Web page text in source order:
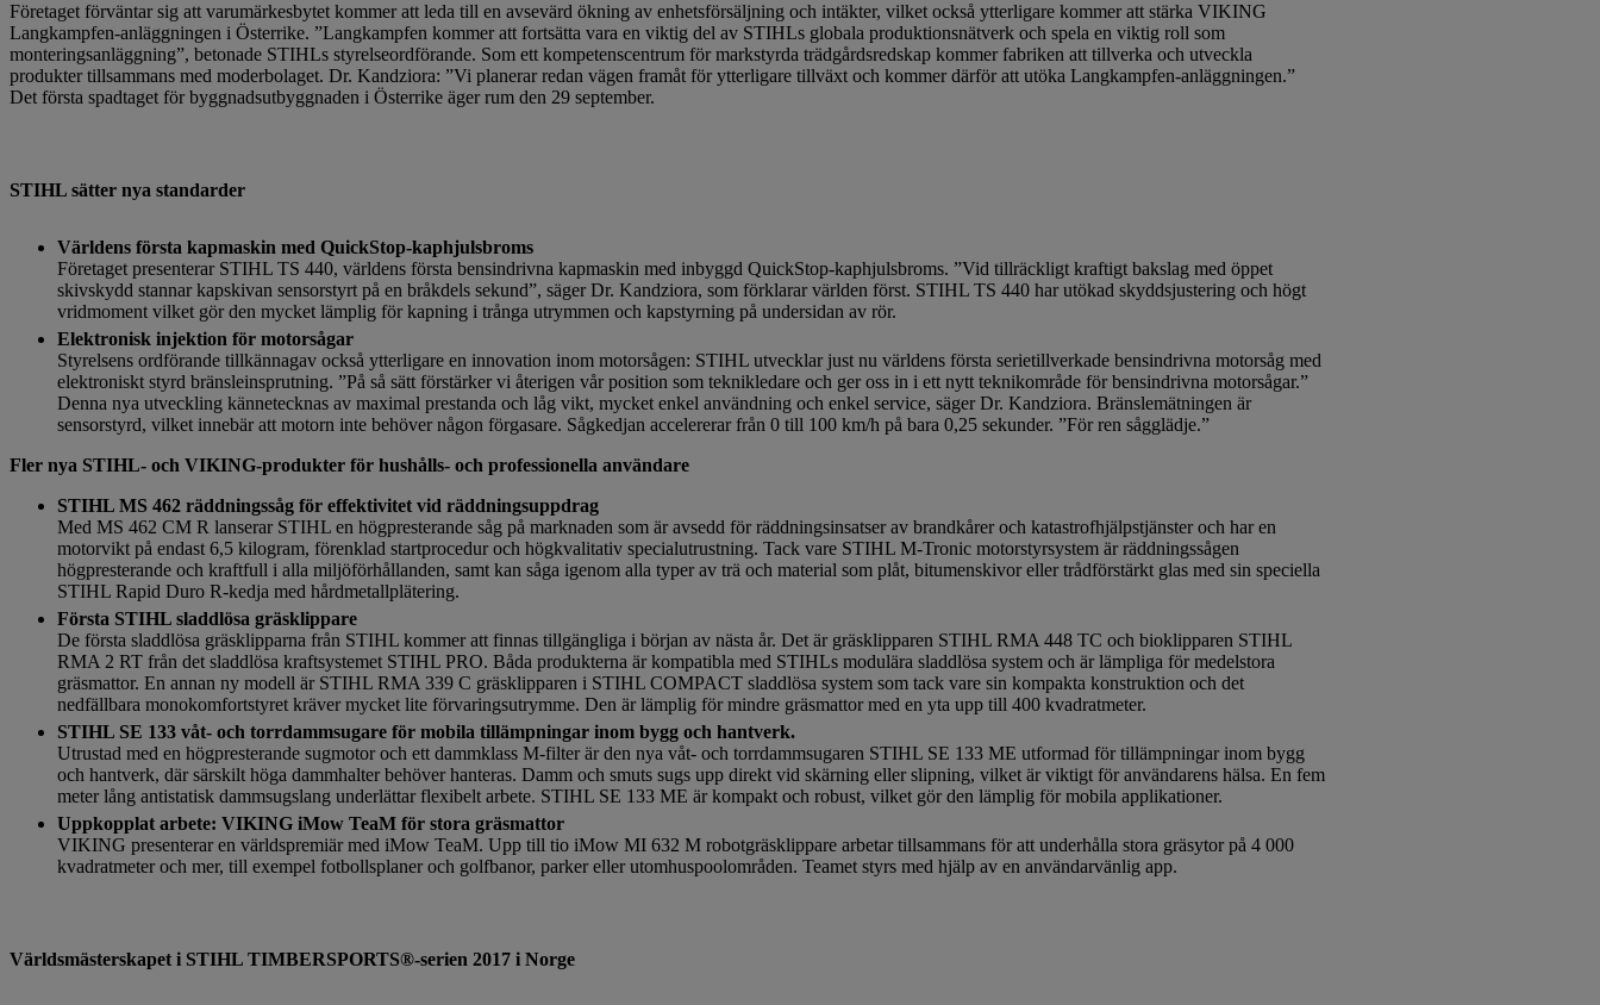
Företaget förväntar sig att varumärkesbytet kommer att leda till en avsevärd ökning av enhetsförsäljning och intäkter, vilket också ytterligare kommer att stärka VIKING
Langkampfen-anläggningen i Österrike. ”Langkampfen kommer att fortsätta vara en viktig del av STIHLs globala produktionsnätverk och spela en viktig roll som
monteringsanläggning”, betonade STIHLs styrelseordförande. Som ett kompetenscentrum för markstyrda trädgårdsredskap kommer fabriken att tillverka och utveckla
produkter tillsammans med moderbolaget. Dr. Kandziora: ”Vi planerar redan vägen framåt för ytterligare tillväxt och kommer därför att utöka Langkampfen-anläggningen.”
Det första spadtaget för byggnadsutbyggnaden i Österrike äger rum den 29 september.
STIHL sätter nya standarder
Världens första kapmaskin med QuickStop-kaphjulsbroms
Företaget presenterar STIHL TS 440, världens första bensindrivna kapmaskin med inbyggd QuickStop-kaphjulsbroms. ”Vid tillräckligt kraftigt bakslag med öppet
skivskydd stannar kapskivan sensorstyrt på en bråkdels sekund”, säger Dr. Kandziora, som förklarar världen först. STIHL TS 440 har utökad skyddsjustering och högt
vridmoment vilket gör den mycket lämplig för kapning i trånga utrymmen och kapstyrning på undersidan av rör.
Elektronisk injektion för motorsågar
Styrelsens ordförande tillkännagav också ytterligare en innovation inom motorsågen: STIHL utvecklar just nu världens första serietillverkade bensindrivna motorsåg med
elektroniskt styrd bränsleinsprutning. ”På så sätt förstärker vi återigen vår position som teknikledare och ger oss in i ett nytt teknikområde för bensindrivna motorsågar.”
Denna nya utveckling kännetecknas av maximal prestanda och låg vikt, mycket enkel användning och enkel service, säger Dr. Kandziora. Bränslemätningen är
sensorstyrd, vilket innebär att motorn inte behöver någon förgasare. Sågkedjan accelererar från 0 till 100 km/h på bara 0,25 sekunder. ”För ren sågglädje.”
Fler nya STIHL- och VIKING-produkter för hushålls- och professionella användare
STIHL MS 462 räddningssåg för effektivitet vid räddningsuppdrag
Med MS 462 CM R lanserar STIHL en högpresterande såg på marknaden som är avsedd för räddningsinsatser av brandkårer och katastrofhjälpstjänster och har en
motorvikt på endast 6,5 kilogram, förenklad startprocedur och högkvalitativ specialutrustning. Tack vare STIHL M-Tronic motorstyrsystem är räddningssågen
högpresterande och kraftfull i alla miljöförhållanden, samt kan såga igenom alla typer av trä och material som plåt, bitumenskivor eller trådförstärkt glas med sin speciella
STIHL Rapid Duro R-kedja med hårdmetallplätering.
Första STIHL sladdlösa gräsklippare
De första sladdlösa gräsklipparna från STIHL kommer att finnas tillgängliga i början av nästa år. Det är gräsklipparen STIHL RMA 448 TC och bioklipparen STIHL
RMA 2 RT från det sladdlösa kraftsystemet STIHL PRO. Båda produkterna är kompatibla med STIHLs modulära sladdlösa system och är lämpliga för medelstora
gräsmattor. En annan ny modell är STIHL RMA 339 C gräsklipparen i STIHL COMPACT sladdlösa system som tack vare sin kompakta konstruktion och det
nedfällbara monokomfortstyret kräver mycket lite förvaringsutrymme. Den är lämplig för mindre gräsmattor med en yta upp till 400 kvadratmeter.
STIHL SE 133 våt- och torrdammsugare för mobila tillämpningar inom bygg och hantverk.
Utrustad med en högpresterande sugmotor och ett dammklass M-filter är den nya våt- och torrdammsugaren STIHL SE 133 ME utformad för tillämpningar inom bygg
och hantverk, där särskilt höga dammhalter behöver hanteras. Damm och smuts sugs upp direkt vid skärning eller slipning, vilket är viktigt för användarens hälsa. En fem
meter lång antistatisk dammsugslang underlättar flexibelt arbete. STIHL SE 133 ME är kompakt och robust, vilket gör den lämplig för mobila applikationer.
Uppkopplat arbete: VIKING iMow TeaM för stora gräsmattor
VIKING presenterar en världspremiär med iMow TeaM. Upp till tio iMow MI 632 M robotgräsklippare arbetar tillsammans för att underhålla stora gräsytor på 4 000
kvadratmeter och mer, till exempel fotbollsplaner och golfbanor, parker eller utomhuspoolområden. Teamet styrs med hjälp av en användarvänlig app.
Världsmästerskapet i STIHL TIMBERSPORTS®-serien 2017 i Norge